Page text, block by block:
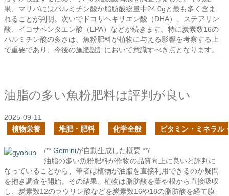
果、マサバにはパルミチン酸が脂肪酸総量中24.0gと最も多く含ま
れることが判明。次いでドコサヘキサエン酸（DHA）、ステアリン
酸、イコサペンタエン酸（EPA）などが続きます。特に炭素数16の
パルミチン酸の多さは、魚粉肥料が植物に与える影響を考察する上
で重要であり、今後の施肥設計において意識すべき点となります。
油脂の多い魚粉肥料は評判が良い
2025-09-11
植物栄養
堆肥・肥料 化学全般 ビタミン・ミネラル
/** Geminiが自動生成した概要 **/
油脂の多い魚粉肥料が作物の品質向上に良いと評判に
なっていることから、筆者は植物が油脂を直接利用できるのか疑問
を抱き調査を開始。その結果、植物は脂肪酸を葉や根から直接吸収
し、炭素数12のラウリン酸などを炭素数16や18の脂肪酸を経て膜